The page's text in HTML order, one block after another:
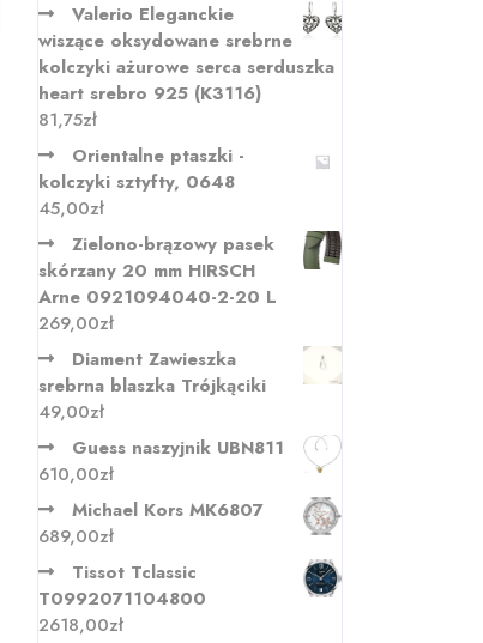
Valerio Eleganckie
wiszące oksydowane srebrne
kolczyki ażurowe serca serduszka
heart srebro 925 (K3116)
81,75zł
Orientalne ptaszki -
kolczyki sztyfty, 0648
45,00zł
Zielono-brązowy pasek
skórzany 20 mm HIRSCH
Arne 0921094040-2-20 L
269,00zł
Diament Zawieszka
srebrna blaszka Trójkąciki
49,00zł
Guess naszyjnik UBN811
610,00zł
Michael Kors MK6807
689,00zł
Tissot Tclassic
T0992071104800
2618,00zł